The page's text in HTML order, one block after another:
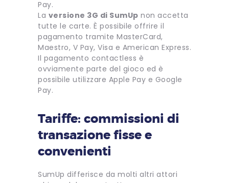
Pay.
La versione 3G di SumUp non accetta
tutte le carte. È possibile offrire il
pagamento tramite MasterCard,
Maestro, V Pay, Visa e American Express.
Il pagamento contactless è
ovviamente parte del gioco ed è
possibile utilizzare Apple Pay e Google
Pay.
Tariffe: commissioni di
transazione fisse e
convenienti
SumUp differisce da molti altri attori